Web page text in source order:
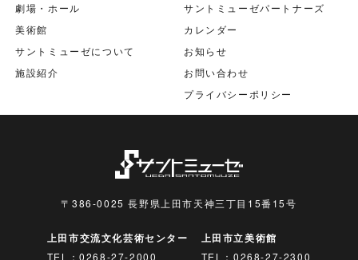
劇場・ホール
美術館
サントミューゼについて
施設紹介
サントミューゼパートナーズ
カレンダー
お知らせ
お問い合わせ
プライバシーポリシー
〒386-0025 長野県上田市天神三丁目15番15号
上田市交流文化芸術センター
TEL：0268-27-2000
上田市立美術館
TEL： 0268-27-2300